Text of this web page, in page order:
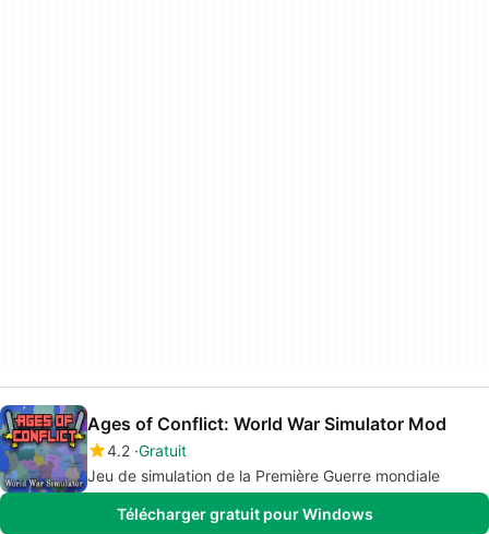
Ages of Conflict: World War Simulator Mod
4.2 Gratuit
Jeu de simulation de la Première Guerre mondiale
Télécharger gratuit pour Windows